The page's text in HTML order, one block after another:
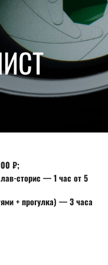
₽;
сторис —1 час от 5
+ прогулка) — 3 часа